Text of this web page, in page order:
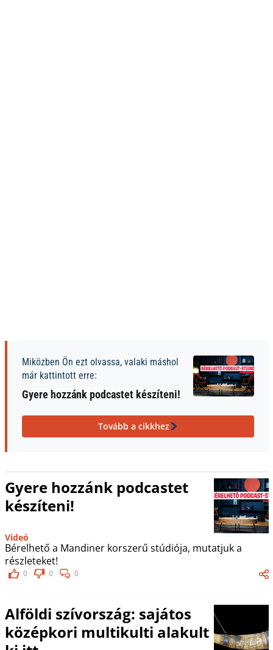
Miközben Ön ezt olvassa, valaki máshol
már kattintott erre:
Gyere hozzánk podcastet készíteni!
Tovább a cikkhez
Gyere hozzánk podcastet
készíteni!
Videó
Bérelhető a Mandiner korszerű stúdiója, mutatjuk a
részleteket!
0 0 0
Alföldi szívország: sajátos
középkori multikulti alakult